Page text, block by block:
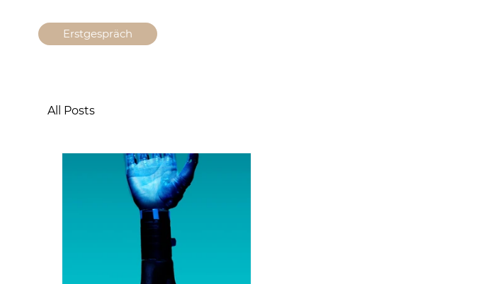
Erstgespräch
All Posts